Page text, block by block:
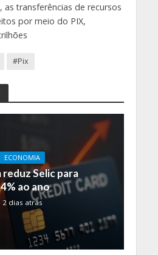
transferências de recursos
por meio do PIX,
#Pix
ECONOMIA
Selic para
ao ano
2 dias atrás